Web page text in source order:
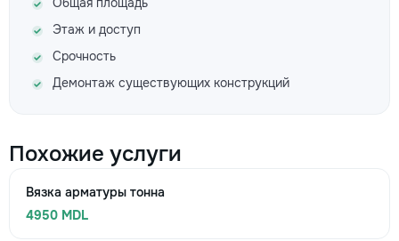
Этаж и доступ
Срочность
Демонтаж существующих конструкций
Похожие услуги
Вязка арматуры тонна
4950 MDL